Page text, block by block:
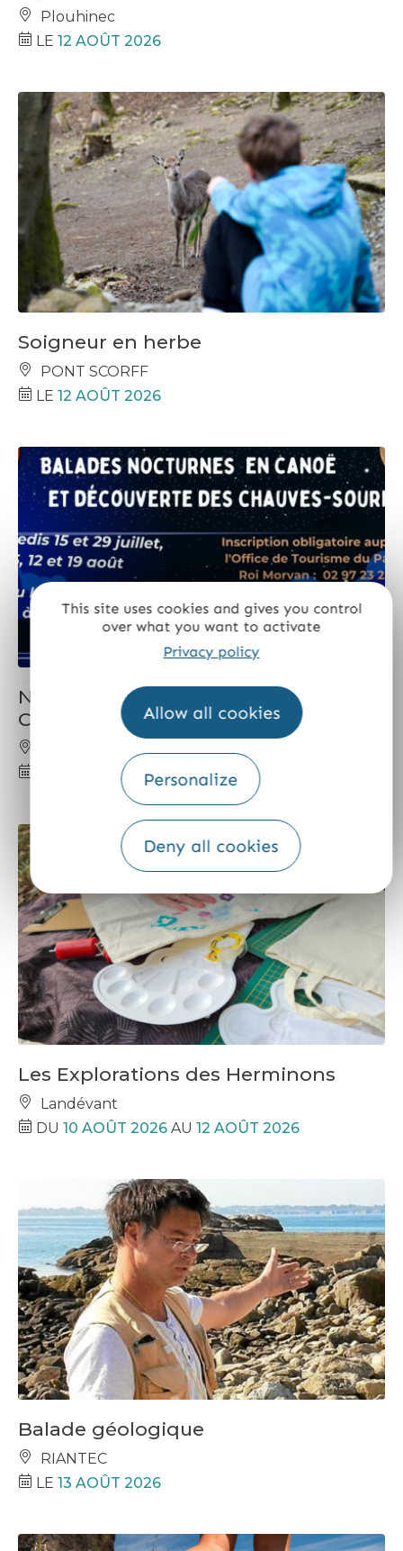
This site uses cookies and gives you control
over what you want to activate
Privacy policy
Allow all cookies
Personalize
Deny all cookies
Plouhinec
LE 12 AOÛT 2026
Soigneur en herbe
PONT SCORFF
LE 12 AOÛT 2026
NUIT DE LA CHAUVE-SOURIS EN
CANOE
12 AOÛT 2026
Les Explorations des Herminons
Landévant
DU 10 AOÛT 2026 AU 12 AOÛT 2026
Balade géologique
RIANTEC
LE 13 AOÛT 2026